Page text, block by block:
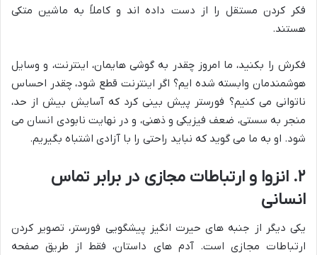
فکر کردن مستقل را از دست داده اند و کاملاً به ماشین متکی
هستند.
فکرش را بکنید، ما امروز چقدر به گوشی هایمان، اینترنت، و وسایل
هوشمندمان وابسته شده ایم؟ اگر اینترنت قطع شود، چقدر احساس
ناتوانی می کنیم؟ فورستر پیش بینی کرد که آسایش بیش از حد،
منجر به سستی، ضعف فیزیکی و ذهنی، و در نهایت نابودی انسان می
شود. او به ما می گوید که نباید راحتی را با آزادی اشتباه بگیریم.
۲. انزوا و ارتباطات مجازی در برابر تماس
انسانی
یکی دیگر از جنبه های حیرت انگیز پیشگویی فورستر، تصویر کردن
ارتباطات مجازی است. آدم های داستان، فقط از طریق صفحه